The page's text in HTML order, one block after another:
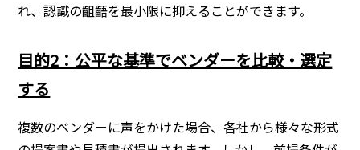
れ、認識の齟齬を最小限に抑えることができます。
目的2：公平な基準でベンダーを比較・選定
する
複数のベンダーに声をかけた場合、各社から様々な形式